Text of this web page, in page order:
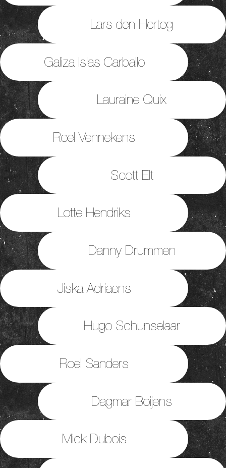
Lars den Hertog
Galiza Islas Carballo
Lauraine Quix
Roel Vennekens
Scott Elt
Lotte Hendriks
Danny Drummen
Jiska Adriaens
Hugo Schunselaar
Roel Sanders
Dagmar Boijens
Mick Dubois